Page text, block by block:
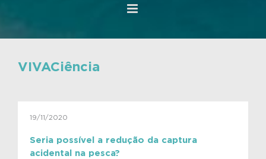
VIVACiência
19/11/2020
Seria possível a redução da captura
acidental na pesca?